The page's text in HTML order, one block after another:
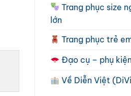
Trang phục size
lớn
Trang phục trẻ
Đạo cụ – phụ kiện
Về Diễn Việt